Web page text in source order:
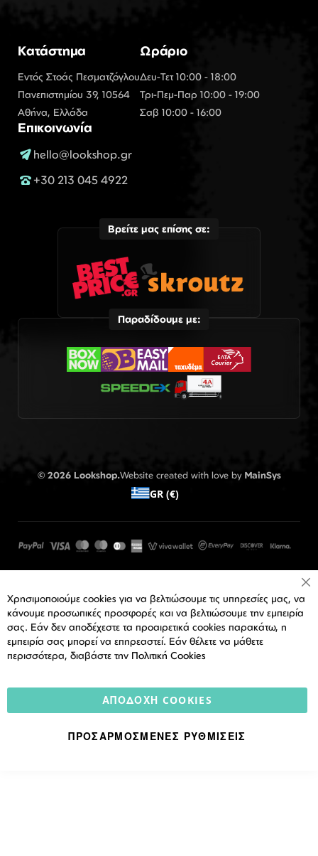
Κατάστημα
Εντός Στοάς Πεσματζόγλου
Πανεπιστημίου 39, 10564
Αθήνα, Ελλάδα
Ωράριο
Δευ-Τετ 10:00 - 18:00
Τρι-Πεμ-Παρ 10:00 - 19:00
Σαβ 10:00 - 16:00
Επικοινωνία
hello@lookshop.gr
+30 213 045 4922
Βρείτε μας επίσης σε:
Παραδίδουμε με:
© 2026 Lookshop.Website created with love by MainSys
GR (€)
Χρησιμοποιούμε cookies για να βελτιώσουμε τις υπηρεσίες μας, να
κάνουμε προσωπικές προσφορές και να βελτιώσουμε την εμπειρία
σας. Εάν δεν αποδέχεστε τα προαιρετικά cookies παρακάτω, η
εμπειρία σας μπορεί να επηρεαστεί. Εάν θέλετε να μάθετε
περισσότερα, διαβάστε την Πολιτική Cookies
ΑΠΟΔΟΧΉ COOKIES
ΠΡΟΣΑΡΜΟΣΜΈΝΕΣ ΡΥΘΜΊΣΕΙΣ